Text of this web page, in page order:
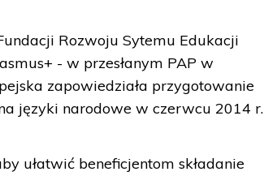
Rozwoju Sytemu Edukacji
- w przesłanym PAP w
zapowiedziała przygotowanie
języki narodowe w czerwcu 2014 r.
ułatwić beneficjentom składanie